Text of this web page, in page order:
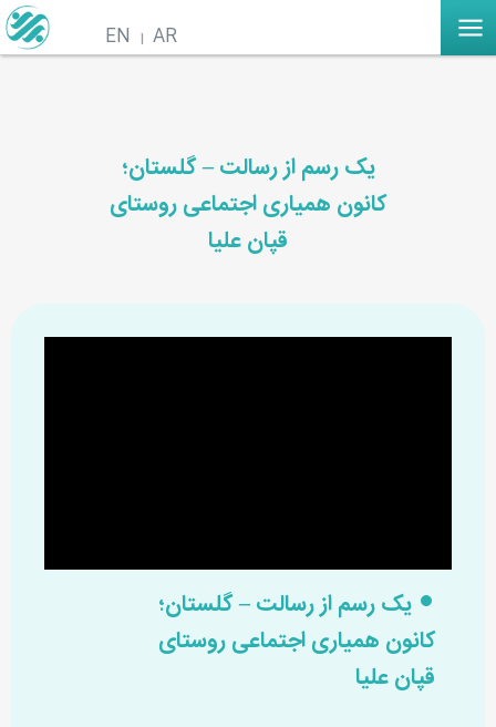
AR
EN
یک رسم از رسالت – گلستان؛
کانون همیاری اجتماعی روستای
قپان علیا
یک رسم از رسالت – گلستان؛
کانون همیاری اجتماعی روستای
قپان علیا